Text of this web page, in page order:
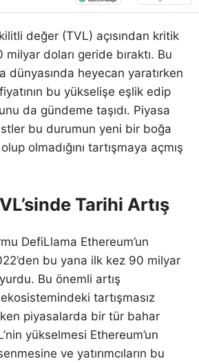
değer (TVL) açısından kritik
doları geride bıraktı. Bu
dünyasında heyecan yaratırken
bu yükselişe eşlik edip
da gündeme taşıdı. Piyasa
bu durumun yeni bir boğa
olmadığını tartışmaya açmış
Tarihi Artış
DefiLlama Ethereum’un
bu yana ilk kez 90 milyar
Bu önemli artış
tartışmasız
piyasalarda bir tür bahar
yükselmesi Ethereum’un
ve yatırımcıların bu